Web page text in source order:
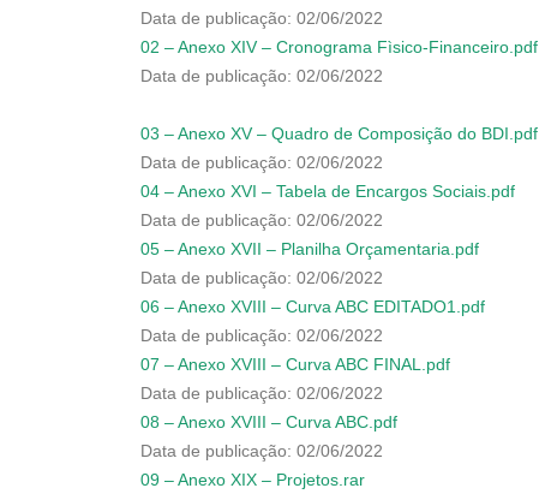
Data de publicação: 02/06/2022
02 – Anexo XIV – Cronograma Fìsico-Financeiro.pdf
Data de publicação: 02/06/2022
03 – Anexo XV – Quadro de Composição do BDI.pdf
Data de publicação: 02/06/2022
04 – Anexo XVI – Tabela de Encargos Sociais.pdf
Data de publicação: 02/06/2022
05 – Anexo XVII – Planilha Orçamentaria.pdf
Data de publicação: 02/06/2022
06 – Anexo XVIII – Curva ABC EDITADO1.pdf
Data de publicação: 02/06/2022
07 – Anexo XVIII – Curva ABC FINAL.pdf
Data de publicação: 02/06/2022
08 – Anexo XVIII – Curva ABC.pdf
Data de publicação: 02/06/2022
09 – Anexo XIX – Projetos.rar